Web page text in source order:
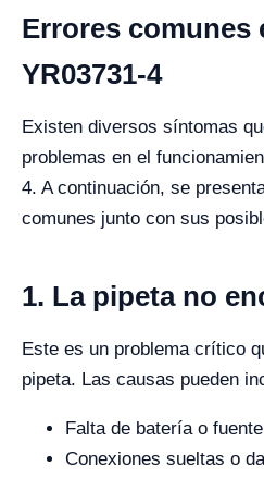
Errores comunes
YR03731-4
Existen diversos síntomas
problemas en el
4. A continuación, se
comunes junto con sus
1. La pipeta no
Este es un problema crítico
pipeta. Las causas pueden
Falta de batería o
Conexiones sueltas o